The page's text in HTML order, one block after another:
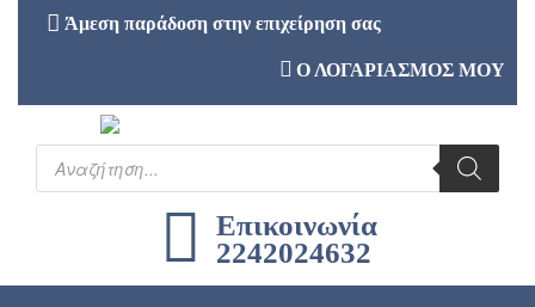
Άμεση παράδοση στην επιχείρηση σας
Ο ΛΟΓΑΡΙΑΣΜΟΣ ΜΟΥ
Επικοινωνία
2242024632